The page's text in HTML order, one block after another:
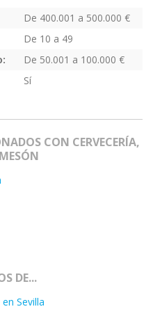
De 400.001 a 500.000 €
De 10 a 49
De 50.001 a 100.000 €
Sí
CON CERVECERÍA,
DE...
Sevilla